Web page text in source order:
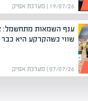
19/07/26 | מערכת אפיק
ענף השמאות מתחשמל:
שווי כשהקרקע היא
07/07/26 | מערכת אפיק